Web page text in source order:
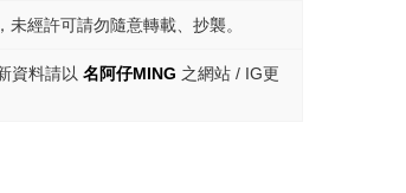
，未經許可請勿隨意轉載、抄襲。
資料請以 名阿仔MING 之網站 / IG更